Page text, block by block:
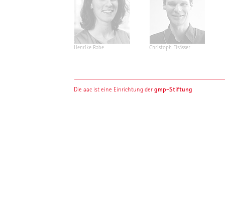
Henrike Rabe Christoph Elsässer
Die aac ist eine Einrichtung dergmp-Stiftung